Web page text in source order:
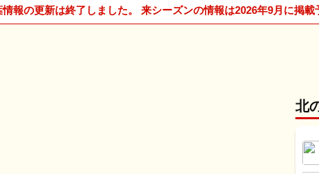
報の更新は終了しました。 来シーズンの情報は2026年9月に掲載
北